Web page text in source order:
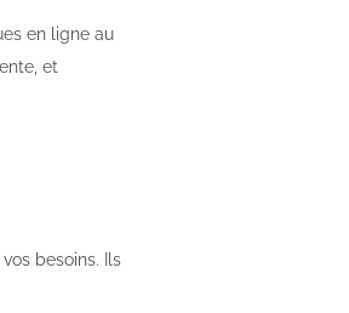
en ligne au
et
besoins. Ils